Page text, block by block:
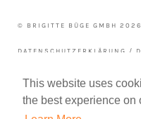
This website uses
the best experience on
© BRIGITTE BÜGE GMBH 2026
DATENSCHUTZERKLÄRUNG /
WIR FREUEN UNS AUF DEINE